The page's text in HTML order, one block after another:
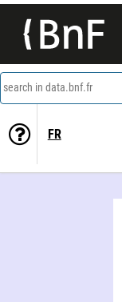
search in data.bnf.fr
FR